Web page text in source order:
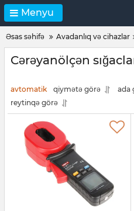
Menyu
Əsas səhifə Avadanlıq və cihazlar
Cərəyanölçən
avtomatik qiymətə görə
ada
reytinqə görə